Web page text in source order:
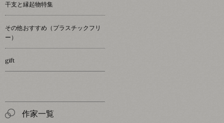
干支と縁起物特集
その他おすすめ（プラスチックフリ
ー）
gift
作家一覧